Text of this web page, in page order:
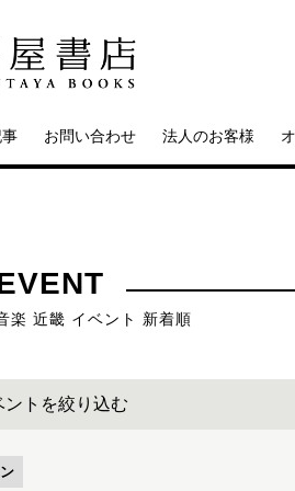
お問い合わせ 法人のお客様
楽 近畿 イベント 新着順
ントを絞り込む